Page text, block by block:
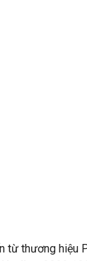
thương hiệu